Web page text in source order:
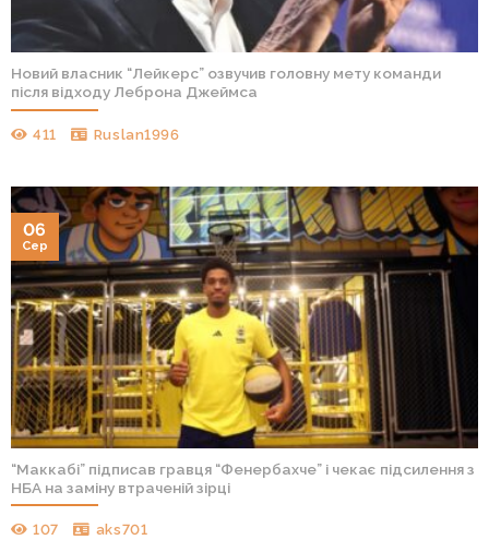
Новий власник “Лейкерс” озвучив головну мету команди
після відходу Леброна Джеймса
411 Ruslan1996
“Маккабі” підписав гравця “Фенербахче” і чекає підсилення з
НБА на заміну втраченій зірці
107 aks701
06
Сер